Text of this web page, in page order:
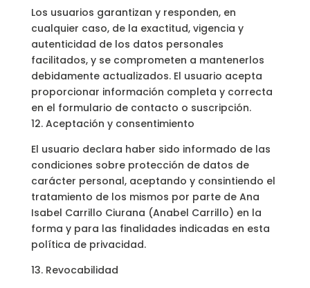
Los usuarios garantizan y responden, en
cualquier caso, de la exactitud, vigencia y
autenticidad de los datos personales
facilitados, y se comprometen a mantenerlos
debidamente actualizados. El usuario acepta
proporcionar información completa y correcta
en el formulario de contacto o suscripción.
12. Aceptación y consentimiento
El usuario declara haber sido informado de las
condiciones sobre protección de datos de
carácter personal, aceptando y consintiendo el
tratamiento de los mismos por parte de Ana
Isabel Carrillo Ciurana (Anabel Carrillo) en la
forma y para las finalidades indicadas en esta
política de privacidad.
13. Revocabilidad